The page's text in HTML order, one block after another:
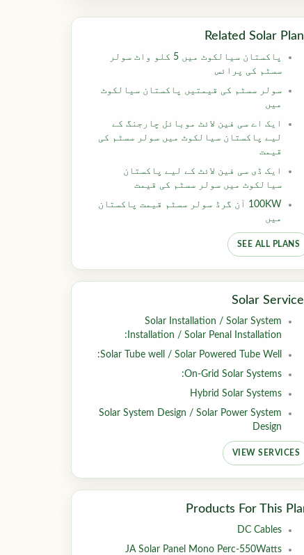
Related Solar
پاکستان سیالکوٹ میں 5 کلو واٹ سولر
سسٹم کی پرائس
سولر سسٹم کی قیمتیں پاکستان سیالکوٹ
میں
ایک اے سی فین لائٹ موبائل چارجنگ کے
لیے پاکستان سیالکوٹ میں سولر سسٹم کی
قیمت
ایک ڈی سی فین لائٹ کے لیے پاکستان
سیالکوٹ میں سولر سسٹم کی قیمت
100KW آن گرڈ سولر سسٹم قیمت پاکستان
میں
SEE ALL PLANS
Solar
Solar Installation / Solar System
Installation / Solar Penal Installation:
Solar Tube well / Solar Powered Tube Well:
On-Grid Solar Systems:
Hybrid Solar Systems
Solar System Design / Solar Power System
Design
VIEW SERVICES
Products For This
DC Cables
JA Solar Panel Mono Perc-550Watts